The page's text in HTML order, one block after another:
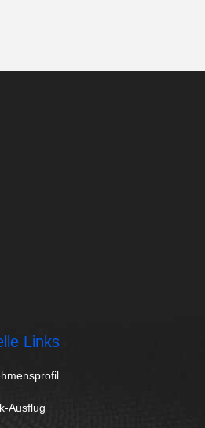
Links
Ausflug